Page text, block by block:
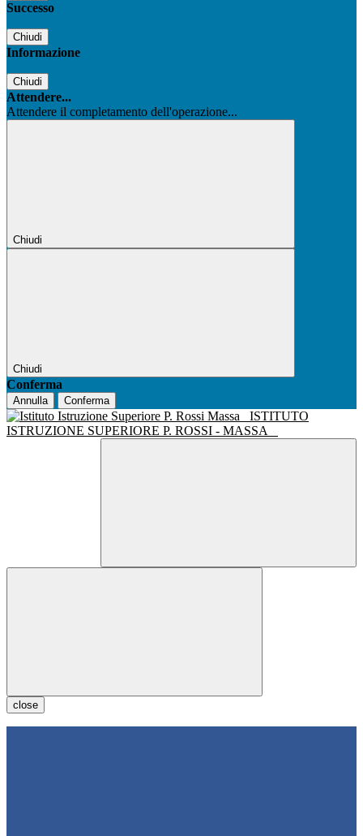
Successo
Chiudi
Informazione
Chiudi
Attendere...
Attendere il completamento dell'operazione...
Chiudi
Chiudi
Conferma
Annulla Conferma
ISTITUTO
ISTRUZIONE SUPERIORE P. ROSSI - MASSA
close